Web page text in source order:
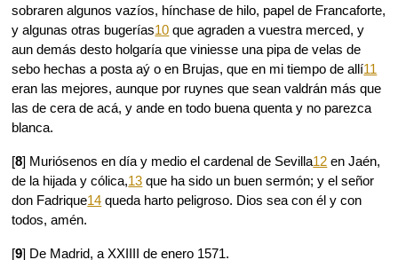
sobraren algunos vazíos, hínchase de hilo, papel de Francaforte,
y algunas otras bugerías10 que agraden a vuestra merced, y
aun demás desto holgaría que viniesse una pipa de velas de
sebo hechas a posta aý o en Brujas, que en mi tiempo de allí11
eran las mejores, aunque por ruynes que sean valdrán más que
las de cera de acá, y ande en todo buena quenta y no parezca
blanca.
[8] Muriósenos en día y medio el cardenal de Sevilla12 en Jaén,
de la hijada y cólica,13 que ha sido un buen sermón; y el señor
don Fadrique14 queda harto peligroso. Dios sea con él y con
todos, amén.
[9] De Madrid, a XXIIII de enero 1571.